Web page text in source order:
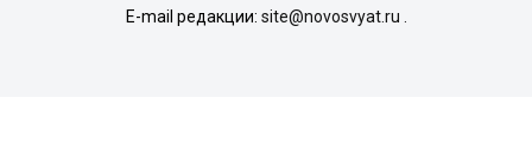
E-mail редакции: site@novosvyat.ru